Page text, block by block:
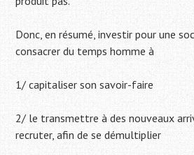
Donc, en résumé, investir pour une
consacrer du temps homme à
1/ capitaliser son savoir-faire
2/ le transmettre à des nouveaux
recruter, afin de se démultiplier